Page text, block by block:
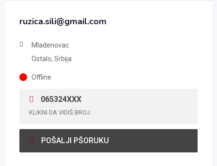
ruzica.sili@gmail.com
Mladenovac
Ostalo, Srbija
Offline
065324XXX
KLIKNI DA VIDIŠ BROJ
POŠALJI PŠORUKU